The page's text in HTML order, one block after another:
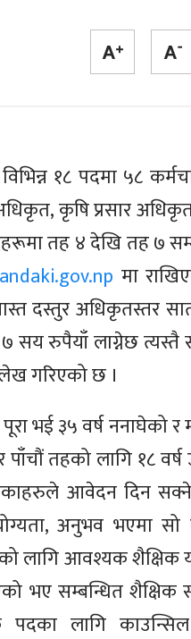
१८ पदमा ५८
कृषि प्रसार
तह ४ देखि तह ७
मा
दस्तुरअधिकृतस्तर
सय रुपैयाँ लाग्नेछ
गरिएको छ ।
भई ३५ वर्ष ननाघेको
तहको लागि १८
आवेदन दिन
अनुभव भएमा सो
लागि आवश्यक शैक्षिक
भए सम्बन्धित शैक्षिक
लागि काउन्सिल